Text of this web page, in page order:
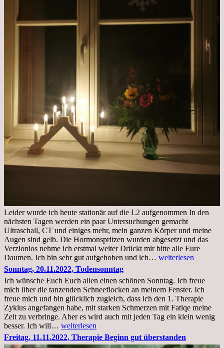
Leider wurde ich heute stationär auf die L2 aufgenommen In den
nächsten Tagen werden ein paar Untersuchungen gemacht
Ultraschall, CT und einiges mehr, mein ganzen Körper und meine
Augen sind gelb. Die Hormonspritzen wurden abgesetzt und das
Verzionios nehme ich erstmal weiter Drückt mir bitte alle Eure
Daumen. Ich bin sehr gut aufgehoben und ich… Mittwoch.
Krankenhaus
stationär
weiterlesen
Sonntag, 20.11.2022, Todensonntag
Ich wünsche Euch Euch allen einen schönen Sonntag. Ich freue
mich über die tanzenden Schneeflocken an meinem Fenster. Ich
freue mich und bin glücklich zugleich, dass ich den 1. Therapie
Zyklus angefangen habe, mit starken Schmerzen mit Fatiqe meine
Zeit zu verbringe. Aber es wird auch mit jeden Tag ein klein wenig
besser. Ich will… Sonntag,
20.11.2022,
Todensonntag
weiterlesen
Freitag, 11.11.2022, Therapie Beginn gut überstanden